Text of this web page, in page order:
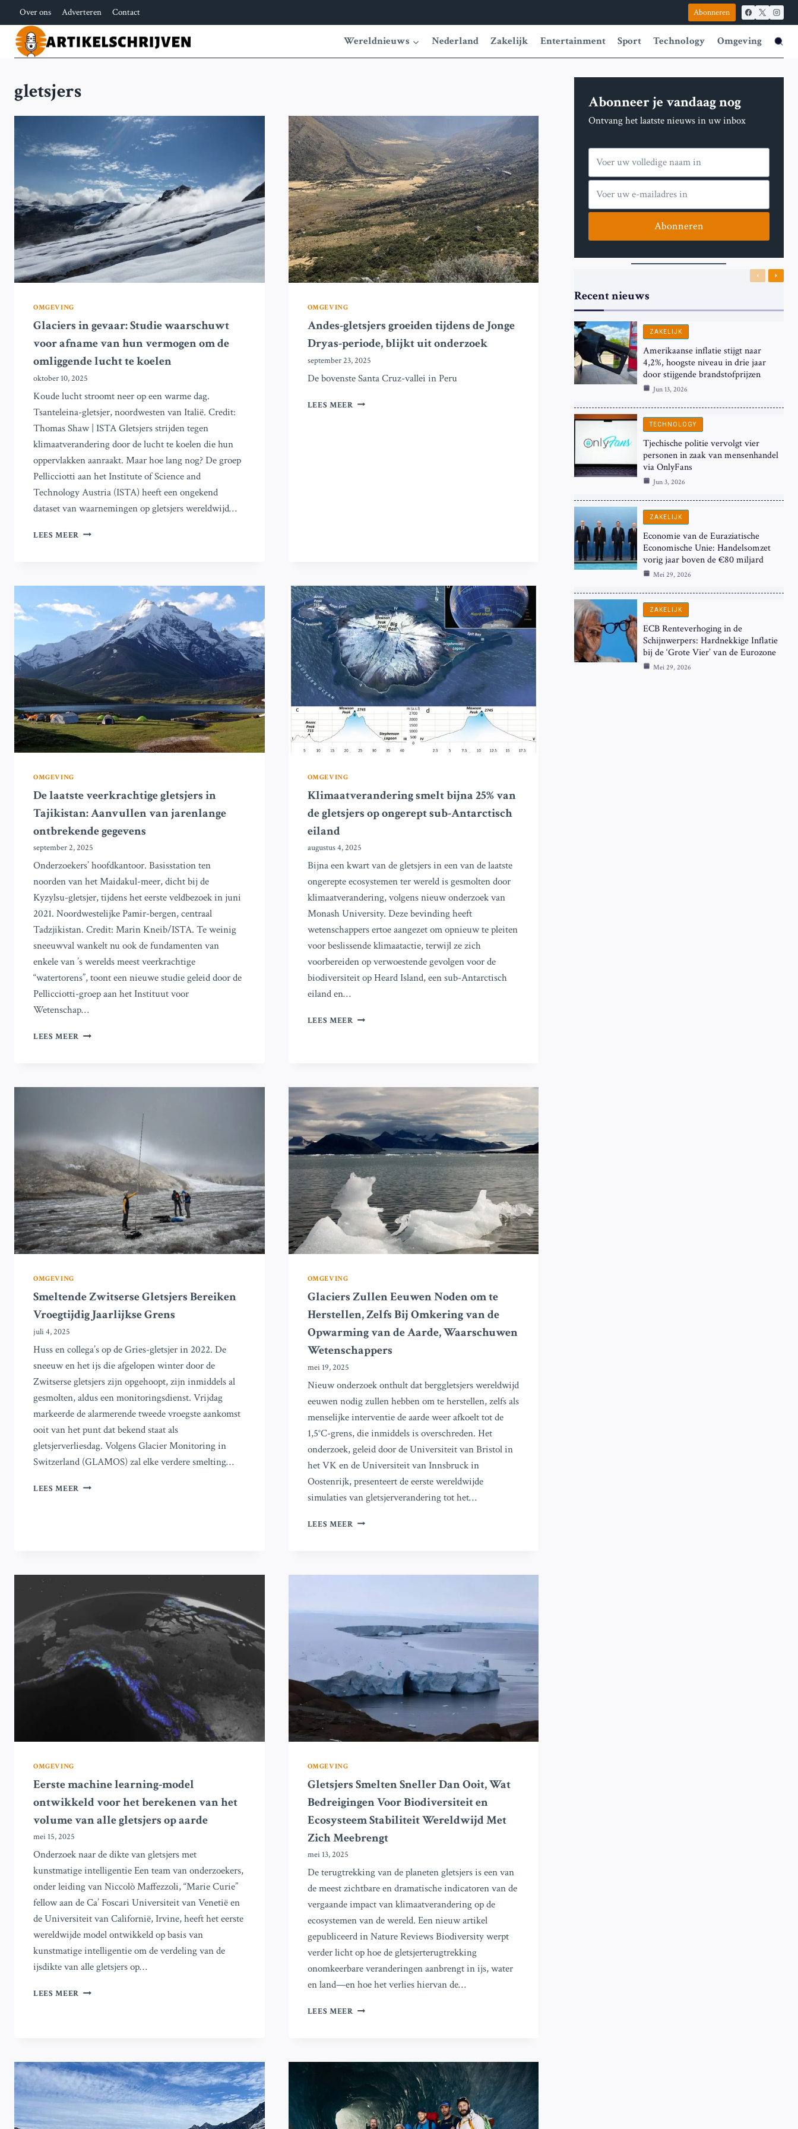
Doorgaan
naar
inhoud
Over ons Adverteren Contact Abonneren
Wereldnieuws Nederland Zakelijk Entertainment Sport Technology Omgeving
gletsjers
OMGEVING
Glaciers in gevaar: Studie waarschuwt
voor afname van hun vermogen om de
omliggende lucht te koelen
oktober 10, 2025
Koude lucht stroomt neer op een warme dag.
Tsanteleina-gletsjer, noordwesten van Italië. Credit:
Thomas Shaw | ISTA Gletsjers strijden tegen
klimaatverandering door de lucht te koelen die hun
oppervlakken aanraakt. Maar hoe lang nog? De groep
Pellicciotti aan het Institute of Science and
Technology Austria (ISTA) heeft een ongekend
dataset van waarnemingen op gletsjers wereldwijd…
LEES MEER GLACIERS
AFNAME
VAN
HUN
VERMOGEN
OM
DE
OMLIGGENDE
LUCHT
TE
KOELEN
OMGEVING
Andes-gletsjers groeiden tijdens de Jonge
Dryas-periode, blijkt uit onderzoek
september 23, 2025
De bovenste Santa Cruz-vallei in Peru
LEES MEER ANDES-
OMGEVING
De laatste veerkrachtige gletsjers in
Tajikistan: Aanvullen van jarenlange
ontbrekende gegevens
september 2, 2025
Onderzoekers’ hoofdkantoor. Basisstation ten
noorden van het Maidakul-meer, dicht bij de
Kyzylsu-gletsjer, tijdens het eerste veldbezoek in juni
2021. Noordwestelijke Pamir-bergen, centraal
Tadzjikistan. Credit: Marin Kneib/ISTA. Te weinig
sneeuwval wankelt nu ook de fundamenten van
enkele van ’s werelds meest veerkrachtige
“watertorens”, toont een nieuwe studie geleid door de
Pellicciotti-groep aan het Instituut voor
Wetenschap…
LEES MEER DE
JARENLANGE
ONTBREKENDE
GEGEVENS
OMGEVING
Klimaatverandering smelt bijna 25% van
de gletsjers op ongerept sub-Antarctisch
eiland
augustus 4, 2025
Bijna een kwart van de gletsjers in een van de laatste
ongerepte ecosystemen ter wereld is gesmolten door
klimaatverandering, volgens nieuw onderzoek van
Monash University. Deze bevinding heeft
wetenschappers ertoe aangezet om opnieuw te pleiten
voor beslissende klimaatactie, terwijl ze zich
voorbereiden op verwoestende gevolgen voor de
biodiversiteit op Heard Island, een sub-Antarctisch
eiland en…
LEES MEER KLIMAATVERANDERING
GLETSJERS
ONGEREPT
SUB-
ANTARCTISCH
EILAND
OMGEVING
Smeltende Zwitserse Gletsjers Bereiken
Vroegtijdig Jaarlijkse Grens
juli 4, 2025
Huss en collega’s op de Gries-gletsjer in 2022. De
sneeuw en het ijs die afgelopen winter door de
Zwitserse gletsjers zijn opgehoopt, zijn inmiddels al
gesmolten, aldus een monitoringsdienst. Vrijdag
markeerde de alarmerende tweede vroegste aankomst
ooit van het punt dat bekend staat als
gletsjerverliesdag. Volgens Glacier Monitoring in
Switzerland (GLAMOS) zal elke verdere smelting…
LEES MEER SMELTENDE
OMGEVING
Glaciers Zullen Eeuwen Noden om te
Herstellen, Zelfs Bij Omkering van de
Opwarming van de Aarde, Waarschuwen
Wetenschappers
mei 19, 2025
Nieuw onderzoek onthult dat berggletsjers wereldwijd
eeuwen nodig zullen hebben om te herstellen, zelfs als
menselijke interventie de aarde weer afkoelt tot de
1,5°C-grens, die inmiddels is overschreden. Het
onderzoek, geleid door de Universiteit van Bristol in
het VK en de Universiteit van Innsbruck in
Oostenrijk, presenteert de eerste wereldwijde
simulaties van gletsjerverandering tot het…
LEES MEER GLACIERS
OMKERING
DE
OPWARMING
VAN
DE
AARDE,
WAARSCHUWEN
WETENSCHAPPERS
OMGEVING
Eerste machine learning-model
ontwikkeld voor het berekenen van het
volume van alle gletsjers op aarde
mei 15, 2025
Onderzoek naar de dikte van gletsjers met
kunstmatige intelligentie Een team van onderzoekers,
onder leiding van Niccolò Maffezzoli, “Marie Curie”
fellow aan de Ca’ Foscari Universiteit van Venetië en
de Universiteit van Californië, Irvine, heeft het eerste
wereldwijde model ontwikkeld op basis van
kunstmatige intelligentie om de verdeling van de
ijsdikte van alle gletsjers op…
LEES MEER EERSTE
HET
BEREKENEN
VAN
HET
OMGEVING
Gletsjers Smelten Sneller Dan Ooit, Wat
Bedreigingen Voor Biodiversiteit en
Ecosysteem Stabiliteit Wereldwijd Met
Zich Meebrengt
mei 13, 2025
De terugtrekking van de planeten gletsjers is een van
de meest zichtbare en dramatische indicatoren van de
vergaande impact van klimaatverandering op de
ecosystemen van de wereld. Een nieuw artikel
gepubliceerd in Nature Reviews Biodiversity werpt
verder licht op hoe de gletsjerterugtrekking
onomkeerbare veranderingen aanbrengt in ijs, water
en land—en hoe het verlies hiervan de…
LEES MEER GLETSJERS
WAT
BEDREIGINGEN
VOOR
BIODIVERSITEIT
EN
Abonneer je vandaag nog
Ontvang het laatste nieuws in uw inbox
Abonneren
Recent nieuws
Previous
Next
ZAKELIJK
Amerikaanse inflatie stijgt naar
4,2%, hoogste niveau in drie jaar
door stijgende brandstofprijzen
Jun 13, 2026
TECHNOLOGY
Tjechische politie vervolgt vier
personen in zaak van mensenhandel
via OnlyFans
Jun 3, 2026
ZAKELIJK
Economie van de Euraziatische
Economische Unie: Handelsomzet
vorig jaar boven de €80 miljard
Mei 29, 2026
ZAKELIJK
ECB Renteverhoging in de
Schijnwerpers: Hardnekkige Inflatie
bij de ‘Grote Vier’ van de Eurozone
Mei 29, 2026